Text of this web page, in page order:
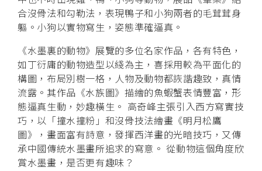
合沒骨法和勾勒法，表現鴨子和小狗兩者的毛茸茸身
軀。小狗以實物寫生，姿態準確逼真。
《水墨裏的動物》展覽的多位名家作品，各有特色，
如丁衍庸的動物造型以綫為主，喜採用較為平面化的
構圖，布局別樹一格，人物及動物都詼諧趣致，真情
流露。其作品《水族圖》描繪的魚蝦蟹表情豐富，形
態逼真生動，妙趣橫生。 高奇峰主張引入西方寫實技
巧，以「撞水撞粉」和沒骨技法繪畫《明月松鷹
圖》，畫面富有詩意，發揮西洋畫的光暗技巧，又傳
承中國傳統水墨畫所追求的寫意。 從動物這個角度欣
賞水墨畫，是否更有趣味？